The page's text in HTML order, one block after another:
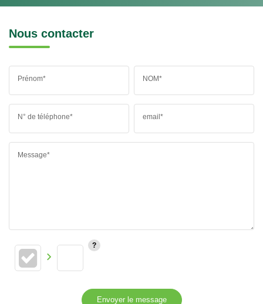
Nous contacter
Prénom* NOM*
N° de téléphone* email*
Message*
Envoyer le message